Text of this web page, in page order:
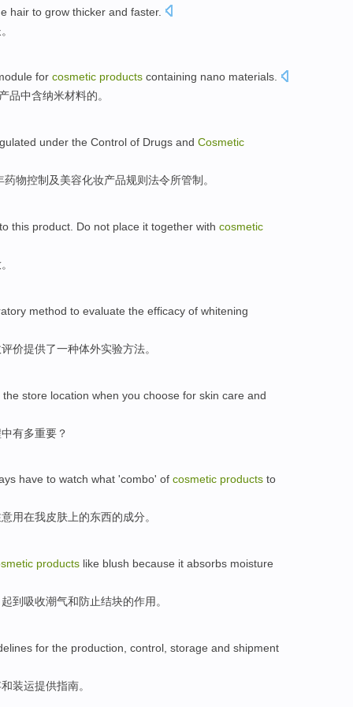
hair to grow thicker and faster.
。
for cosmetic products containing nano materials.
品中含纳米材料的。
under the Control of Drugs and Cosmetic
药物控制 及美容化妆产品规则法令所管制 。
this product. Do not place it together with cosmetic
method to evaluate the efficacy of whitening
评价提供了一种体外实验方法。
the store location when you choose for skin care and
中有多重要 ？
have to watch what 'combo' of cosmetic products to
用在我皮肤上的东西的成分。
products like blush because it absorbs moisture
到吸收潮气和防止结块的作用。
for the production control storage and shipment
和装运提供指南。